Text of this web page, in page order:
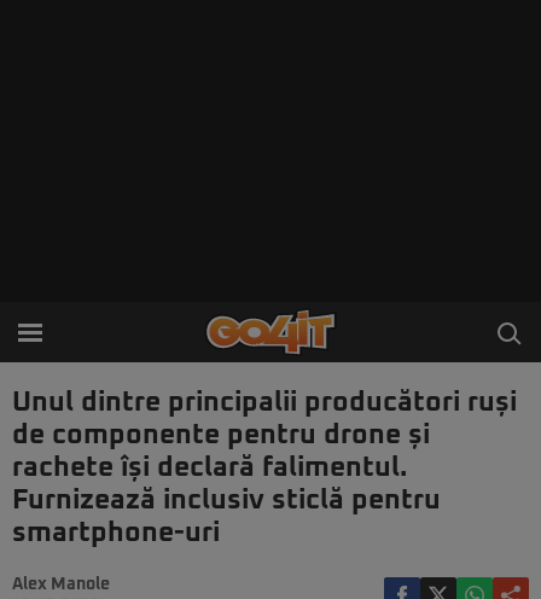
Unul dintre principalii producători ruși
de componente pentru drone și
rachete își declară falimentul.
Furnizează inclusiv sticlă pentru
smartphone-uri
Alex Manole